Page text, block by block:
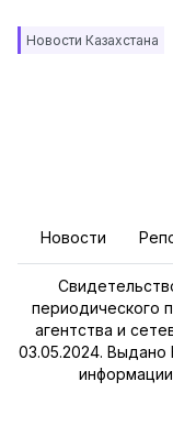
Новости Казахстана
Новости
периодического
агентства и
03.05.2024.